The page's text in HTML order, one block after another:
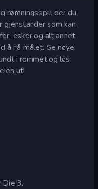
rømningsspill der du
som kan
esker og alt annet
å nå målet. Se nøye
i rommet og løs
ut!
Die 3.